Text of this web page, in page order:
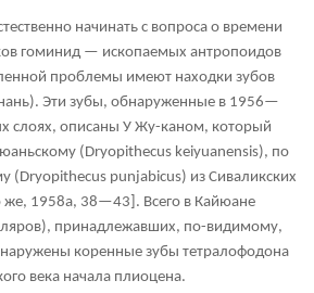
начинать с вопроса о времени
гоминид — ископаемых антропоидов
проблемы имеют находки зубов
Эти зубы, обнаруженные в 1956—
слоях, описаны У Жу-каном, который
(Dryopithecus keiyuanensis), по
(Dryopithecus punjabicus) из Сиваликских
1958а, 38—43]. Всего в Кайюане
принадлежавших, по-видимому,
коренные зубы тетралофодона
века начала плиоцена.